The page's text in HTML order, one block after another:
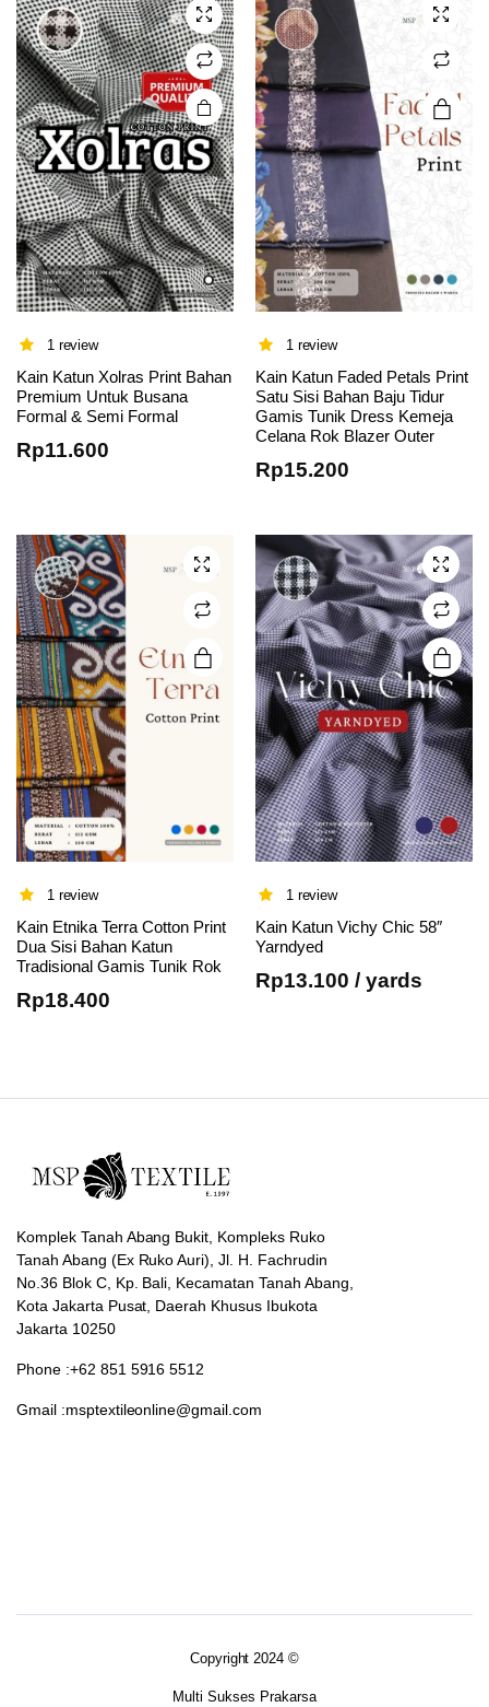
1 review
Kain Katun Xolras Print Bahan
Premium Untuk Busana
Formal & Semi Formal
Rp11.600
options
chosen
on the
product
page
1 review
Kain Katun Faded Petals Print
Satu Sisi Bahan Baju Tidur
Gamis Tunik Dress Kemeja
Celana Rok Blazer Outer
Rp15.200
This
options
chosen
on the
product
page
1 review
Kain Etnika Terra Cotton Print
Dua Sisi Bahan Katun
Tradisional Gamis Tunik Rok
Rp18.400
This
product
The
options
may be
chosen
on the
product
page
1 review
Kain Katun Vichy Chic 58″
Yarndyed
Rp13.100 / yards
Komplek Tanah Abang Bukit, Kompleks Ruko
Tanah Abang (Ex Ruko Auri), Jl. H. Fachrudin
No.36 Blok C, Kp. Bali, Kecamatan Tanah Abang,
Kota Jakarta Pusat, Daerah Khusus Ibukota
Jakarta 10250
Phone :+62 851 5916 5512
Gmail :msptextileonline@gmail.com
Copyright 2024 ©
Multi Sukses Prakarsa